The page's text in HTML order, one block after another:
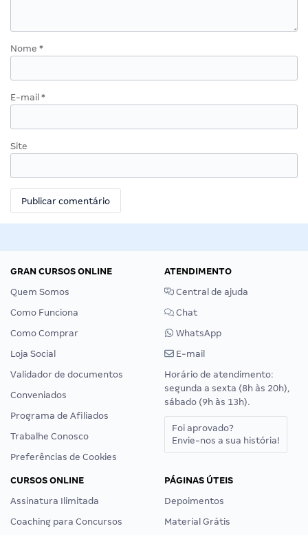
Nome *
E-mail *
Site
GRAN CURSOS ONLINE
Quem Somos
Como Funciona
Como Comprar
Loja Social
Validador de documentos
Conveniados
Programa de Afiliados
Trabalhe Conosco
Preferências de Cookies
ATENDIMENTO
Central de ajuda
Chat
WhatsApp
E-mail
Horário de atendimento:
segunda a sexta (8h às 20h),
sábado (9h às 13h).
Foi aprovado?
Envie-nos a sua história!
CURSOS ONLINE
Assinatura Ilimitada
Coaching para Concursos
PÁGINAS ÚTEIS
Depoimentos
Material Grátis